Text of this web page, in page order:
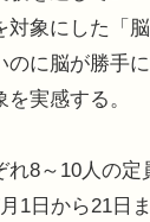
対象にした「
のに脳が勝手
実感する。
8～10人の定
1日から21日